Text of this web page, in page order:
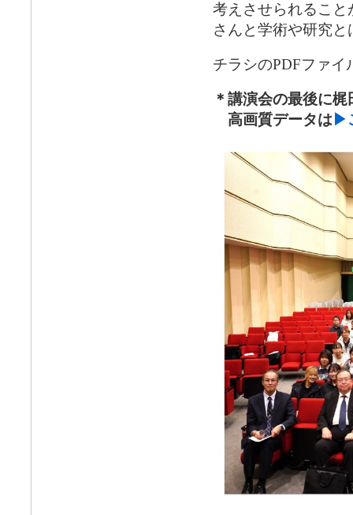
考えさせられるこ
さんと学術や研究
チラシのPDFファイ
＊講演会の最後に
高画質データは ▶